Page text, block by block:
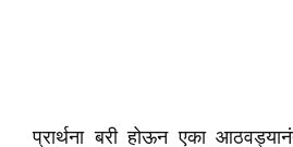
प्रार्थना बरी होऊन एका